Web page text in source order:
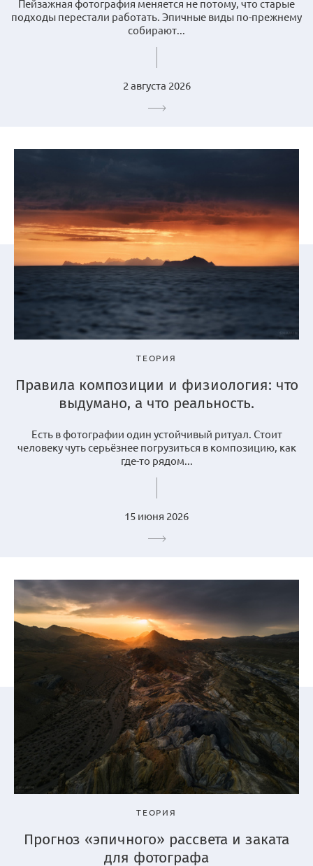
Пейзажная фотография меняется не потому, что старые
подходы перестали работать. Эпичные виды по-прежнему
собирают...
2 августа 2026
ТЕОРИЯ
Правила композиции и физиология: что
выдумано, а что реальность.
Есть в фотографии один устойчивый ритуал. Стоит
человеку чуть серьёзнее погрузиться в композицию, как
где-то рядом...
15 июня 2026
ТЕОРИЯ
Прогноз «эпичного» рассвета и заката
для фотографа